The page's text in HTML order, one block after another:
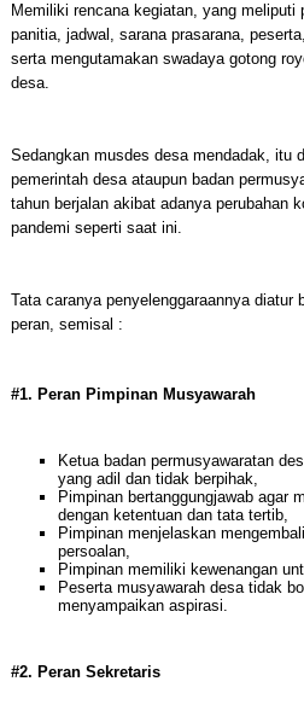
Memiliki rencana kegiatan, yang
panitia, jadwal, sarana prasarana,
serta mengutamakan swadaya gotong
desa.
Sedangkan musdes desa mendadak, itu
pemerintah desa ataupun badan
tahun berjalan akibat adanya perubahan
pandemi seperti saat ini.
Tata caranya penyelenggaraannya diatur
peran, semisal :
#1. Peran Pimpinan Musyawarah
Ketua badan permusyawaratan
yang adil dan tidak berpihak,
Pimpinan bertanggungjawab agar
dengan ketentuan dan tata tertib,
Pimpinan menjelaskan
persoalan,
Pimpinan memiliki kewenangan
Peserta musyawarah desa tidak
menyampaikan aspirasi.
#2. Peran Sekretaris